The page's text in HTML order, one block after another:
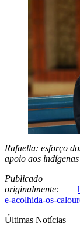
Rafaella: esforço
apoio aos
Publicado
originalmente:
e-acolhida-os-
Últimas Notícias